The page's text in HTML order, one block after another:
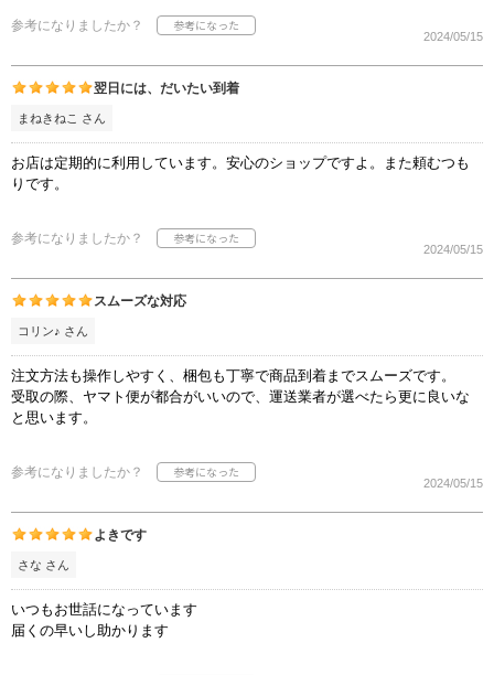
参考になりましたか？
2024/05/15
翌日には、だいたい到着
まねきねこ さん
お店は定期的に利用しています。安心のショップですよ。また頼むつも
りです。
参考になりましたか？
2024/05/15
スムーズな対応
コリン♪ さん
注文方法も操作しやすく、梱包も丁寧で商品到着までスムーズです。
受取の際、ヤマト便が都合がいいので、運送業者が選べたら更に良いな
と思います。
参考になりましたか？
2024/05/15
よきです
さな さん
いつもお世話になっています
届くの早いし助かります